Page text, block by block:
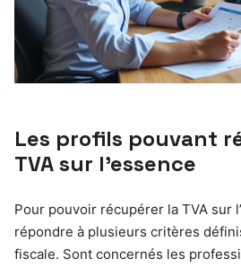
Les profils pouvant
TVA sur l’essence
Pour pouvoir récupérer la TVA sur
répondre à plusieurs critères
fiscale. Sont concernés les